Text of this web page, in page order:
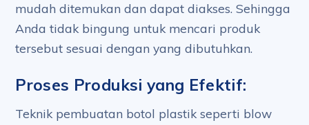
mudah ditemukan dan dapat diakses. Sehingga
Anda tidak bingung untuk mencari produk
tersebut sesuai dengan yang dibutuhkan.
Proses Produksi yang Efektif:
Teknik pembuatan botol plastik seperti blow